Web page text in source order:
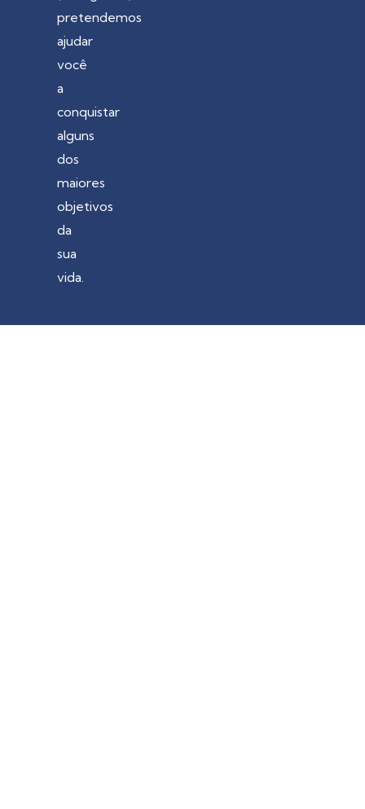
pretendemos
ajudar
você
a
conquistar
alguns
dos
maiores
objetivos
da
sua
vida.